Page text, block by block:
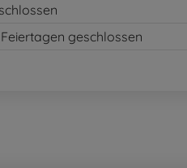
geschlossen